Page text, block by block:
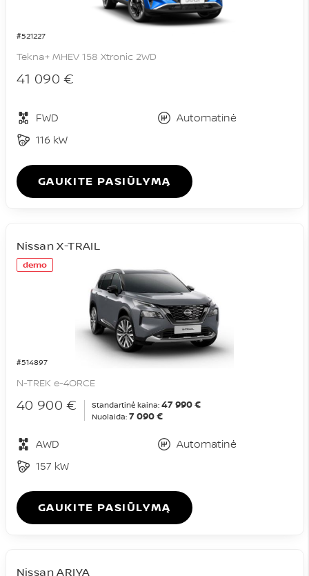
#521227
Tekna+ MHEV 158 Xtronic 2WD
41 090 €
FWD
Automatinė
116 kW
GAUKITE PASIŪLYMĄ
demo
#514897
Nissan X-TRAIL
N-TREK e-4ORCE
40 900 € Standartinė kaina: 47 990 €
Nuolaida: 7 090 €
AWD
Automatinė
157 kW
GAUKITE PASIŪLYMĄ
Nissan ARIYA